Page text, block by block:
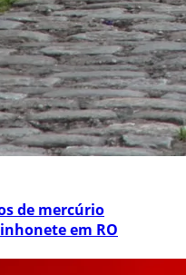
de mercúrio
em RO